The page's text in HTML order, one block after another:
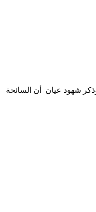
شهود عيان أن السائحة